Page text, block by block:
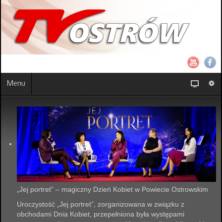
Menu
„Jej portret” – magiczny Dzień Kobiet w Powiecie Ostrowskim
Uroczystość „Jej portret”, zorganizowana w związku z
obchodami Dnia Kobiet, przepełniona była występami